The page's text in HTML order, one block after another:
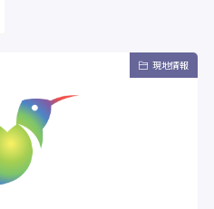
現地情報